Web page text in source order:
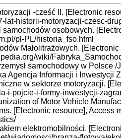
-cześć II. [Electronic
lat-historii-motoryzacji-czesc-
osobowych.
pl-PL/historia_fso.html
Małolitrażowych.
wiki/
samochodowy w Polsce
Agencja Informacji i Inwestycji
w sektorze motoryzacji.
i-pojcie-i-formy-inwestycji-
of Motor Vehicle
[Electronic resource], Access
elektromobilności.